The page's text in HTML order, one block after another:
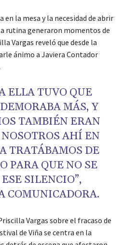
en la mesa y la necesidad de abrir
rutina generaron momentos de
Vargas reveló que desde la
ánimo a Javiera Contador
ELLA TUVO QUE
MÁS, Y
TAMBIÉN ERAN
AHÍ EN
TRATÁBAMOS DE
PARA QUE NO SE
SILENCIO”,
COMUNICADORA.
Vargas sobre el fracaso de
de Viña se centra en la